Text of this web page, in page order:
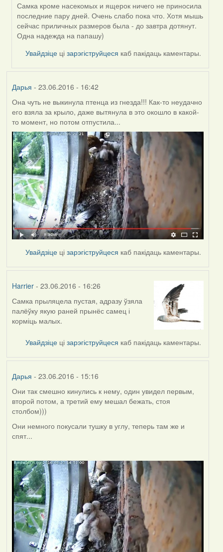
In
reply
to
by
Жанна
Самка кроме насекомых и ящерок ничего не приносила
последние пару дней. Очень слабо пока что. Хотя мышь
сейчас приличных размеров была - до завтра дотянут.
Одна надежда на папашу)
Увайдзіце цізарэгіструйцеся каб пакідаць каментары.
Дарья - 23.06.2016 - 16:42
Она чуть не выкинула птенца из гнезда!!! Как-то неудачно
его взяла за крыло, даже вытянула в это окошло в какой-
то момент, но потом отпустила...
Увайдзіце цізарэгіструйцеся каб пакідаць каментары.
Harrier- 23.06.2016 - 16:26
Самка прыляцела пустая, адразу ўзяла
палёўку якую раней прынёс самец і
корміць малых.
Увайдзіце цізарэгіструйцеся каб пакідаць каментары.
Дарья - 23.06.2016 - 15:16
Они так смешно кинулись к нему, один увидел первым,
второй потом, а третий ему мешал бежать, стоя
столбом)))
Они немного покусали тушку в углу, теперь там же и
спят...